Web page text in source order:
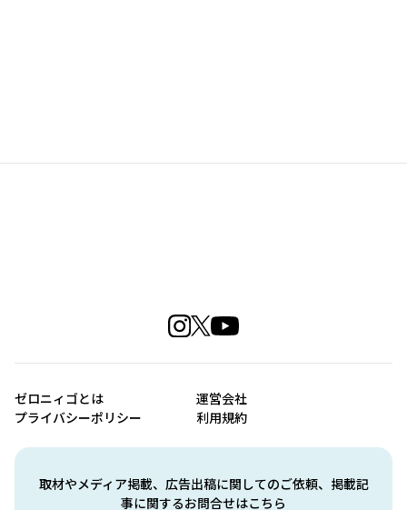
取材やメディア掲載、広告出稿に関してのご依頼、掲載記
事に関するお問合せはこちら
ゼロニィゴとは
運営会社
プライバシーポリシー
利用規約